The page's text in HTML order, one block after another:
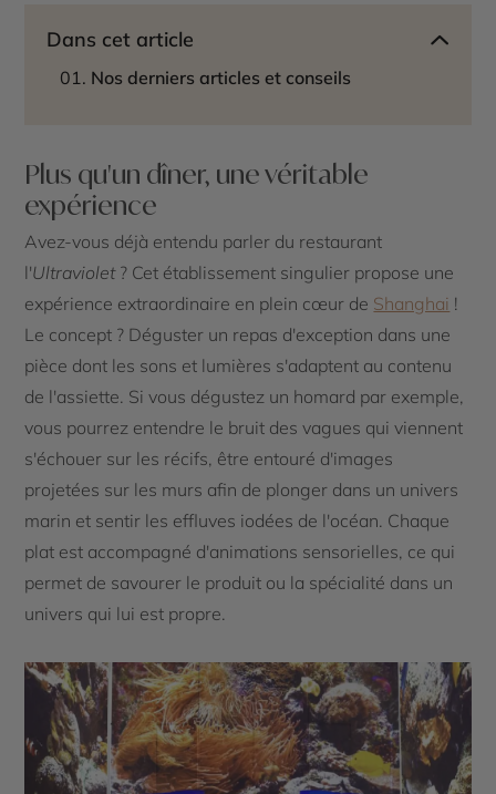
Dans cet article
Nos derniers articles et conseils
Plus qu'un dîner, une véritable
expérience
Avez-vous déjà entendu parler du restaurant
l'Ultraviolet? Cet établissement singulier propose une
expérience extraordinaire en plein cœur de Shanghai !
Le concept ? Déguster un repas d'exception dans une
pièce dont les sons et lumières s'adaptent au contenu
de l'assiette. Si vous dégustez un homard par exemple,
vous pourrez entendre le bruit des vagues qui viennent
s'échouer sur les récifs, être entouré d'images
projetées sur les murs afin de plonger dans un univers
marin et sentir les effluves iodées de l'océan. Chaque
plat est accompagné d'animations sensorielles, ce qui
permet de savourer le produit ou la spécialité dans un
univers qui lui est propre.